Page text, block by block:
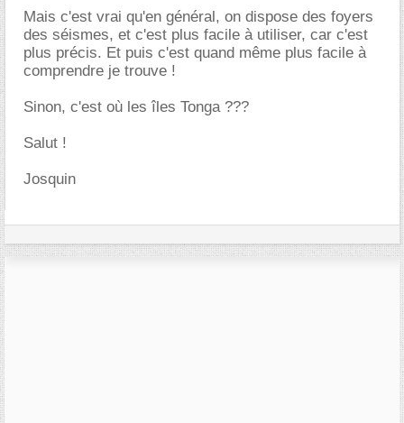
Mais c'est vrai qu'en général, on dispose des foyers
des séismes, et c'est plus facile à utiliser, car c'est
plus précis. Et puis c'est quand même plus facile à
comprendre je trouve !
Sinon, c'est où les îles Tonga ???
Salut !
Josquin